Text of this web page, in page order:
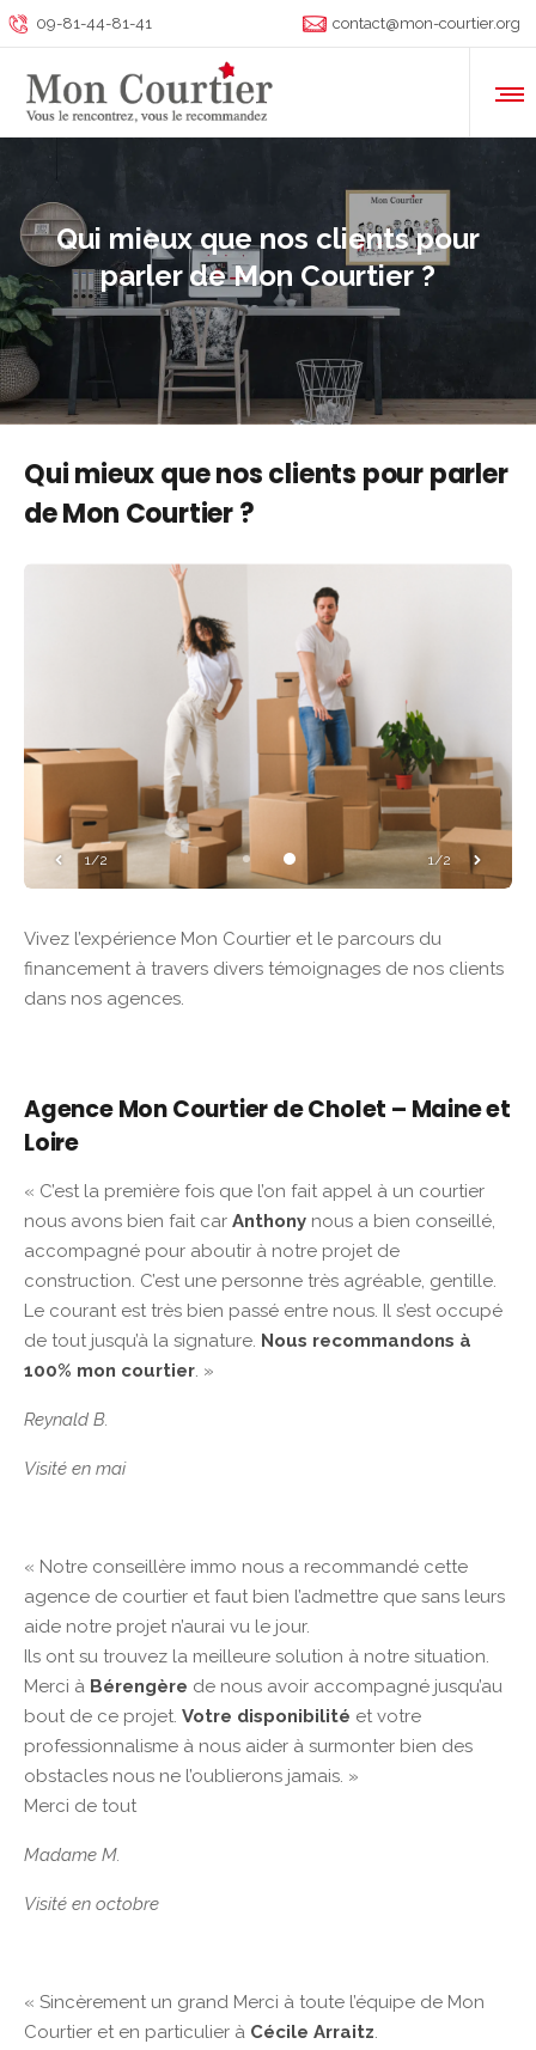
09-81-44-81-41 contact@mon-courtier.org
Qui mieux que nos clients pour
parler de Mon Courtier ?
Qui mieux que nos clients pour parler
de Mon Courtier ?
1/2 1/2
Vivez l’expérience Mon Courtier et le parcours du
financement à travers divers témoignages de nos clients
dans nos agences.
Agence Mon Courtier de Cholet – Maine et
Loire
« C’est la première fois que l’on fait appel à un courtier
nous avons bien fait car Anthony nous a bien conseillé,
accompagné pour aboutir à notre projet de
construction. C’est une personne très agréable, gentille.
Le courant est très bien passé entre nous. Il s’est occupé
de tout jusqu’à la signature. Nous recommandons à
100% mon courtier. »
Reynald B.
Visité en mai
« Notre conseillère immo nous a recommandé cette
agence de courtier et faut bien l’admettre que sans leurs
aide notre projet n’aurai vu le jour.
Ils ont su trouvez la meilleure solution à notre situation.
Merci à Bérengère de nous avoir accompagné jusqu’au
bout de ce projet. Votre disponibilité et votre
professionnalisme à nous aider à surmonter bien des
obstacles nous ne l’oublierons jamais. »
Merci de tout
Madame M.
Visité en octobre
« Sincèrement un grand Merci à toute l’équipe de Mon
Courtier et en particulier à Cécile Arraitz.